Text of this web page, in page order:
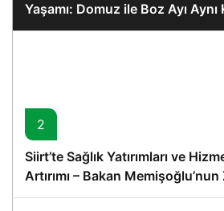
Yaşamı: Domuz ile Boz Ayı Aynı
2
Siirt’te Sağlık Yatırımları ve
Artırımı – Bakan